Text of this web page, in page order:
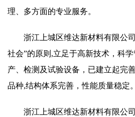
理、多方面的专业服务。
浙江上城区维达新材料有限公
社会”的原则,立足于高新技术，科
产、检测及试验设备，已建立起完
品种,结构体系完善，性能质量稳定。
浙江上城区维达新材料有限公